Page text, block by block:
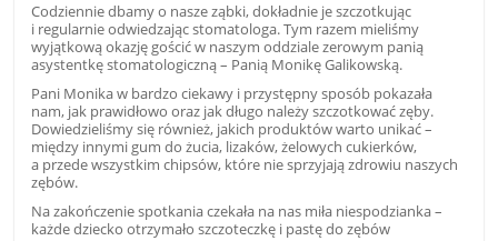
Codziennie dbamy o nasze ząbki, dokładnie je szczotkując
i regularnie odwiedzając stomatologa. Tym razem mieliśmy
wyjątkową okazję gościć w naszym oddziale zerowym panią
asystentkę stomatologiczną – Panią Monikę Galikowską.
Pani Monika w bardzo ciekawy i przystępny sposób pokazała
nam, jak prawidłowo oraz jak długo należy szczotkować zęby.
Dowiedzieliśmy się również, jakich produktów warto unikać –
między innymi gum do żucia, lizaków, żelowych cukierków,
a przede wszystkim chipsów, które nie sprzyjają zdrowiu naszych
zębów.
Na zakończenie spotkania czekała na nas miła niespodzianka –
każde dziecko otrzymało szczoteczkę i pastę do zębów